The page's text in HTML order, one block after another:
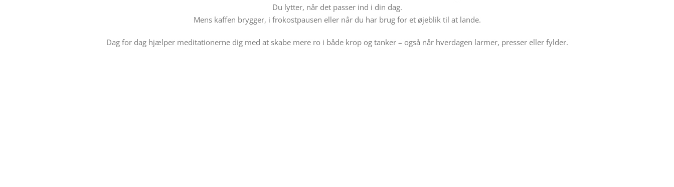
Du lytter, når det passer ind i din dag.
Mens kaffen brygger, i frokostpausen eller når du har brug for et øjeblik til at lande.
Dag for dag hjælper meditationerne dig med at skabe mere ro i både krop og tanker – også når hverdagen larmer, presser eller fylder.